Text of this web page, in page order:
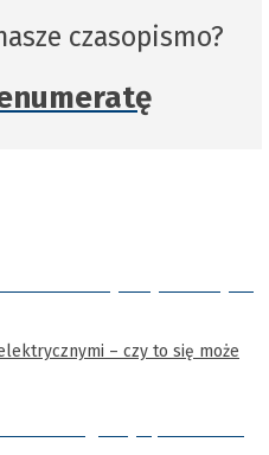
czasopismo?
– czy to się może